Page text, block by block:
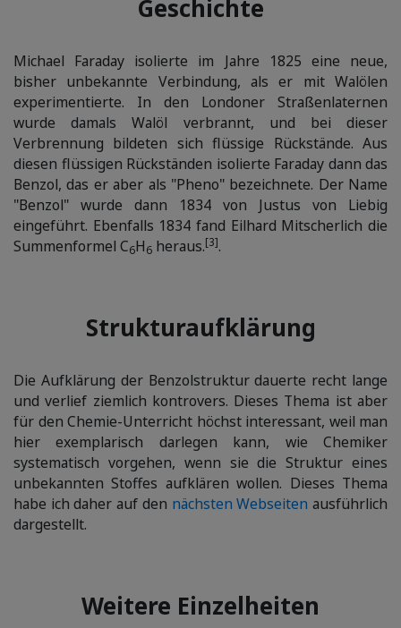
Geschichte
Michael Faraday isolierte im Jahre 1825 eine neue,
bisher unbekannte Verbindung, als er mit Walölen
experimentierte. In den Londoner Straßenlaternen
wurde damals Walöl verbrannt, und bei dieser
Verbrennung bildeten sich flüssige Rückstände. Aus
diesen flüssigen Rückständen isolierte Faraday dann das
Benzol, das er aber als "Pheno" bezeichnete. Der Name
"Benzol" wurde dann 1834 von Justus von Liebig
eingeführt. Ebenfalls 1834 fand Eilhard Mitscherlich die
Summenformel C6H6 heraus.[3].
Strukturaufklärung
Die Aufklärung der Benzolstruktur dauerte recht lange
und verlief ziemlich kontrovers. Dieses Thema ist aber
für den Chemie-Unterricht höchst interessant, weil man
hier exemplarisch darlegen kann, wie Chemiker
systematisch vorgehen, wenn sie die Struktur eines
unbekannten Stoffes aufklären wollen. Dieses Thema
habe ich daher auf den nächsten Webseiten ausführlich
dargestellt.
Weitere Einzelheiten